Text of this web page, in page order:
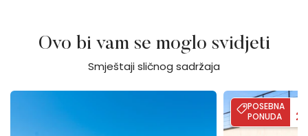
Ovo bi vam se moglo svidjeti
Smještaji sličnog sadržaja
Villa Flores
POSEBNA
PONUDA
Villa Palma -